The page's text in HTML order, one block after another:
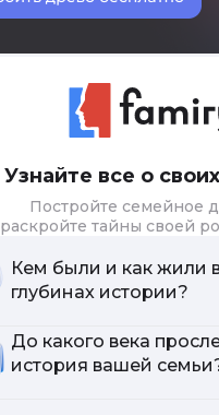
Узнайте все о
Постройте семейное
раскройте тайны своей
Кем были и как жили
глубинах истории?
До какого века
история вашей